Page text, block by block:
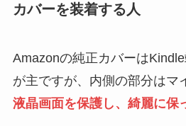
カバーを装着する人
Amazonの純正カバーは
が主ですが、内側の部分はマ
液晶画面を保護し、綺麗に保